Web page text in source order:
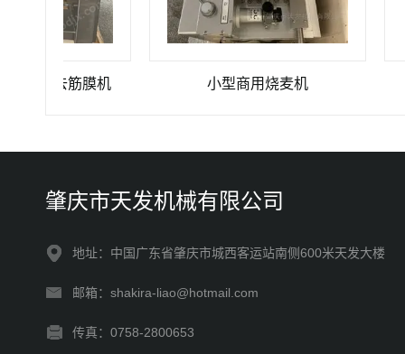
去筋膜机 小型商用烧麦机
肇庆市天发机械有限公司
地址：中国广东省肇庆市城西客运站南侧600米天发大楼
邮箱：shakira-liao@hotmail.com
传真：0758-2800653